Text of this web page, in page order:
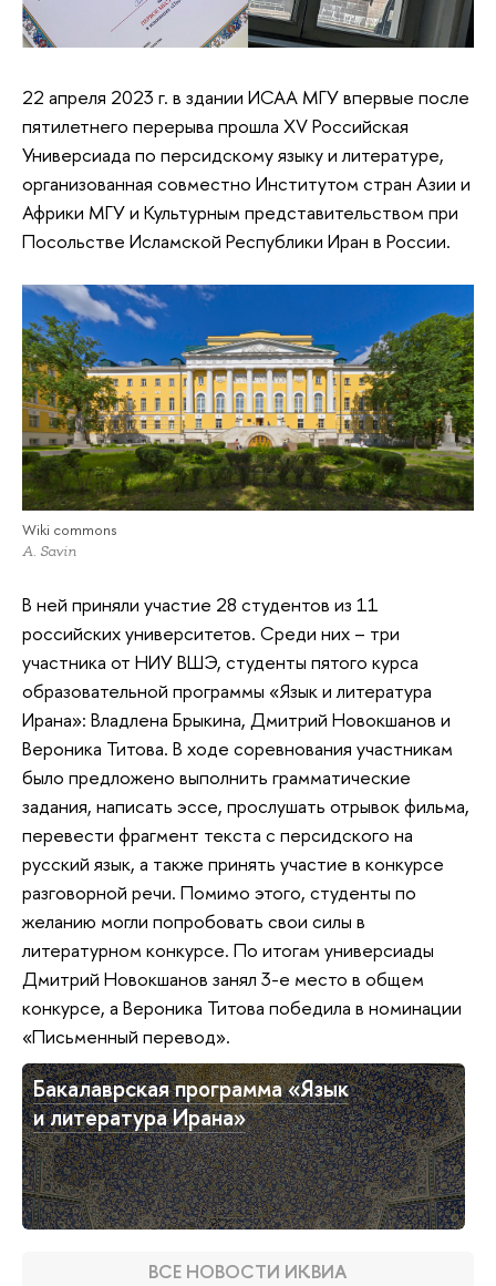
22 апреля 2023 г. в здании ИСАА МГУ впервые после
пятилетнего перерыва прошла XV Российская
Универсиада по персидскому языку и литературе,
организованная совместно Институтом стран Азии и
Африки МГУ и Культурным представительством при
Посольстве Исламской Республики Иран в России.
Wiki commons
A. Savin
В ней приняли участие 28 студентов из 11
российских университетов. Среди них – три
участника от НИУ ВШЭ, студенты пятого курса
образовательной программы «Язык и литература
Ирана»: Владлена Брыкина, Дмитрий Новокшанов и
Вероника Титова. В ходе соревнования участникам
было предложено выполнить грамматические
задания, написать эссе, прослушать отрывок фильма,
перевести фрагмент текста с персидского на
русский язык, а также принять участие в конкурсе
разговорной речи. Помимо этого, студенты по
желанию могли попробовать свои силы в
литературном конкурсе. По итогам универсиады
Дмитрий Новокшанов занял 3-е место в общем
конкурсе, а Вероника Титова победила в номинации
«Письменный перевод».
Бакалаврская программа «Язык
и литература Ирана»
ВСЕ НОВОСТИ ИКВИА